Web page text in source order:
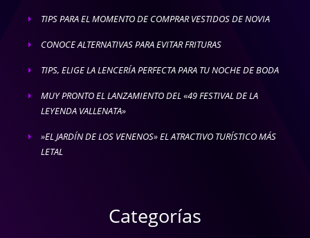
E TIPS PARA EL MOMENTO DE COMPRAR VESTIDOS DE NOVIA
E CONOCE ALTERNATIVAS PARA EVITAR FRITURAS
E TIPS, ELIGE LA LENCERÍA PERFECTA PARA TU NOCHE DE BODA
E
MUY PRONTO EL LANZAMIENTO DEL «49 FESTIVAL DE LA
LEYENDA VALLENATA»
E
»EL JARDÍN DE LOS VENENOS» EL ATRACTIVO TURÍSTICO MÁS
LETAL
Categorías